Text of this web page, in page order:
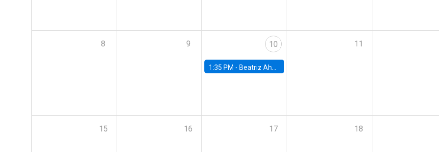
8 9 10
1:35 PM - Beatriz Ahumada, PhD candidate, Universidad de Pittsburgh
11
15 16 17 18